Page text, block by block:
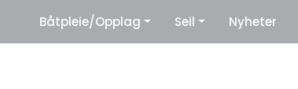
Leverandører
Båtpleie/Opplag Seil Nyheter